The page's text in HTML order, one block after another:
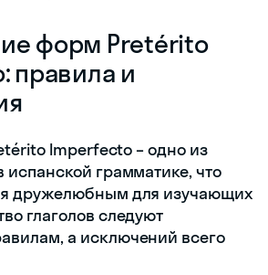
форм Pretérito
правила и
Imperfecto – одно из
испанской грамматике, что
дружелюбным для изучающих
глаголов следуют
а исключений всего